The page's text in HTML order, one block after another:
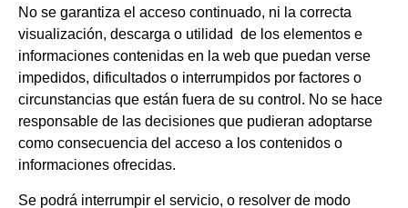
No se garantiza el acceso continuado, ni la correcta
visualización, descarga o utilidad de los elementos e
informaciones contenidas en la web que puedan verse
impedidos, dificultados o interrumpidos por factores o
circunstancias que están fuera de su control. No se hace
responsable de las decisiones que pudieran adoptarse
como consecuencia del acceso a los contenidos o
informaciones ofrecidas.
Se podrá interrumpir el servicio, o resolver de modo